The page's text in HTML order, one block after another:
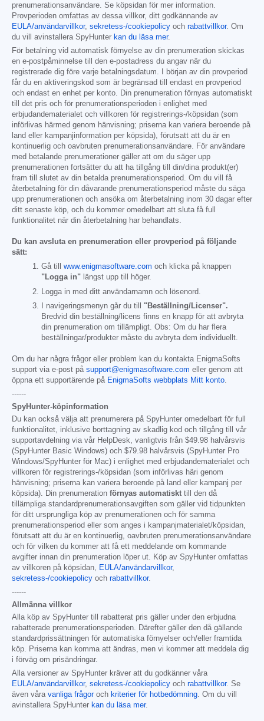
prenumerationsanvändare. Se köpsidan för mer information.
Provperioden omfattas av dessa villkor, ditt godkännande av
EULA/användarvillkor, sekretess-/cookiepolicy och rabattvillkor. Om
du vill avinstallera SpyHunter kan du läsa mer.
För betalning vid automatisk förnyelse av din prenumeration skickas
en e-postpåminnelse till den e-postadress du angav när du
registrerade dig före varje betalningsdatum. I början av din provperiod
får du en aktiveringskod som är begränsad till endast en provperiod
och endast en enhet per konto. Din prenumeration förnyas automatiskt
till det pris och för prenumerationsperioden i enlighet med
erbjudandematerialet och villkoren för registrerings-/köpsidan (som
införlivas härmed genom hänvisning; priserna kan variera beroende på
land eller kampanjinformation per köpsida), förutsatt att du är en
kontinuerlig och oavbruten prenumerationsanvändare. För användare
med betalande prenumerationer gäller att om du säger upp
prenumerationen fortsätter du att ha tillgång till din/dina produkt(er)
fram till slutet av din betalda prenumerationsperiod. Om du vill få
återbetalning för din dåvarande prenumerationsperiod måste du säga
upp prenumerationen och ansöka om återbetalning inom 30 dagar efter
ditt senaste köp, och du kommer omedelbart att sluta få full
funktionalitet när din återbetalning har behandlats.
Du kan avsluta en prenumeration eller provperiod på följande
sätt:
Gå till www.enigmasoftware.com och klicka på knappen
"Logga in" längst upp till höger.
Logga in med ditt användarnamn och lösenord.
I navigeringsmenyn går du till "Beställning/Licenser".
Bredvid din beställning/licens finns en knapp för att avbryta
din prenumeration om tillämpligt. Obs: Om du har flera
beställningar/produkter måste du avbryta dem individuellt.
Om du har några frågor eller problem kan du kontakta EnigmaSofts
support via e-post på support@enigmasoftware.com eller genom att
öppna ett supportärende på EnigmaSofts webbplats Mitt konto.
------
SpyHunter-köpinformation
Du kan också välja att prenumerera på SpyHunter omedelbart för full
funktionalitet, inklusive borttagning av skadlig kod och tillgång till vår
supportavdelning via vår HelpDesk, vanligtvis från $49.98 halvårsvis
(SpyHunter Basic Windows) och $79.98 halvårsvis (SpyHunter Pro
Windows/SpyHunter för Mac) i enlighet med erbjudandematerialet och
villkoren för registrerings-/köpsidan (som införlivas häri genom
hänvisning; priserna kan variera beroende på land eller kampanj per
köpsida). Din prenumeration förnyas automatiskt till den då
tillämpliga standardprenumerationsavgiften som gäller vid tidpunkten
för ditt ursprungliga köp av prenumerationen och för samma
prenumerationsperiod eller som anges i kampanjmaterialet/köpsidan,
förutsatt att du är en kontinuerlig, oavbruten prenumerationsanvändare
och för vilken du kommer att få ett meddelande om kommande
avgifter innan din prenumeration löper ut. Köp av SpyHunter omfattas
av villkoren på köpsidan, EULA/användarvillkor,
sekretess-/cookiepolicy och rabattvillkor.
------
Allmänna villkor
Alla köp av SpyHunter till rabatterat pris gäller under den erbjudna
rabatterade prenumerationsperioden. Därefter gäller den då gällande
standardprissättningen för automatiska förnyelser och/eller framtida
köp. Priserna kan komma att ändras, men vi kommer att meddela dig
i förväg om prisändringar.
Alla versioner av SpyHunter kräver att du godkänner våra
EULA/användarvillkor, sekretess-/cookiepolicy och rabattvillkor. Se
även våra vanliga frågoroch kriterier för hotbedömning. Om du vill
avinstallera SpyHunter kan du läsa mer.